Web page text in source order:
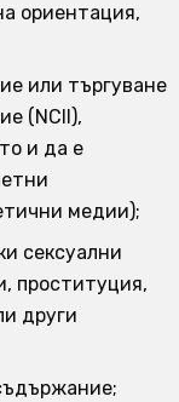
ориентация,
или търгуване
(NCII),
и да е
медии);
сексуални
проституция,
други